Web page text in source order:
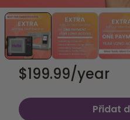
$199.99/year
Přidat